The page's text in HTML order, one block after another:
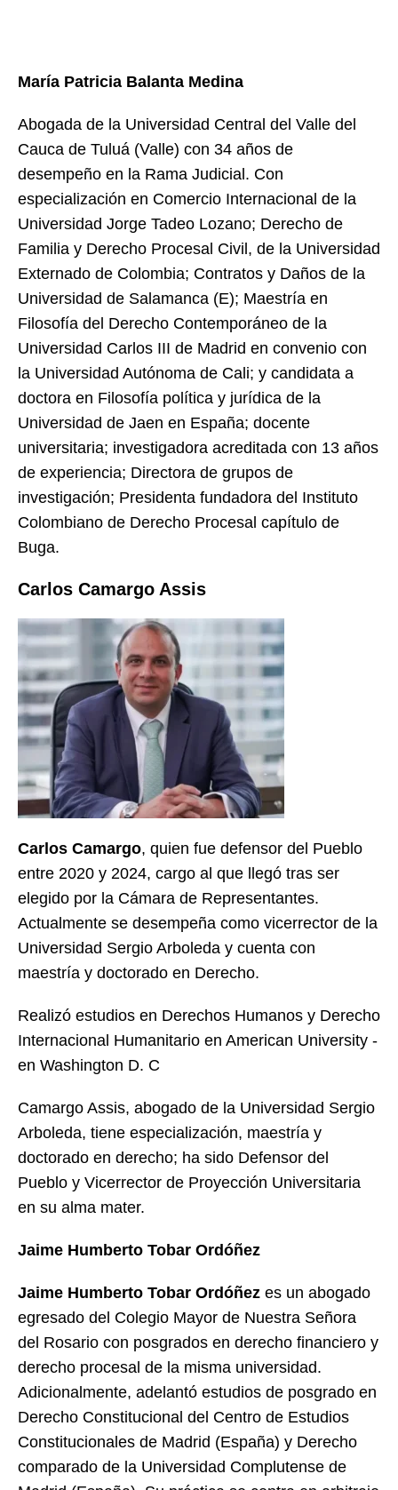
María Patricia Balanta Medina
Abogada de la Universidad Central del Valle del
Cauca de Tuluá (Valle) con 34 años de
desempeño en la Rama Judicial. Con
especialización en Comercio Internacional de la
Universidad Jorge Tadeo Lozano; Derecho de
Familia y Derecho Procesal Civil, de la Universidad
Externado de Colombia; Contratos y Daños de la
Universidad de Salamanca (E); Maestría en
Filosofía del Derecho Contemporáneo de la
Universidad Carlos III de Madrid en convenio con
la Universidad Autónoma de Cali; y candidata a
doctora en Filosofía política y jurídica de la
Universidad de Jaen en España; docente
universitaria; investigadora acreditada con 13 años
de experiencia; Directora de grupos de
investigación; Presidenta fundadora del Instituto
Colombiano de Derecho Procesal capítulo de
Buga.
Carlos Camargo Assis
Carlos Camargo, quien fue defensor del Pueblo
entre 2020 y 2024, cargo al que llegó tras ser
elegido por la Cámara de Representantes.
Actualmente se desempeña como vicerrector de la
Universidad Sergio Arboleda y cuenta con
maestría y doctorado en Derecho.
Realizó estudios en Derechos Humanos y Derecho
Internacional Humanitario en American University -
en Washington D. C
Camargo Assis, abogado de la Universidad Sergio
Arboleda, tiene especialización, maestría y
doctorado en derecho; ha sido Defensor del
Pueblo y Vicerrector de Proyección Universitaria
en su alma mater.
Jaime Humberto Tobar Ordóñez
Jaime Humberto Tobar Ordóñez es un abogado
egresado del Colegio Mayor de Nuestra Señora
del Rosario con posgrados en derecho financiero y
derecho procesal de la misma universidad.
Adicionalmente, adelantó estudios de posgrado en
Derecho Constitucional del Centro de Estudios
Constitucionales de Madrid (España) y Derecho
comparado de la Universidad Complutense de